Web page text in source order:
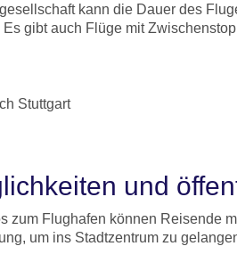
kann die Dauer des
gibt auch Flüge mit
Stuttgart
und
zum Flughafen können Reisende
um ins Stadtzentrum zu